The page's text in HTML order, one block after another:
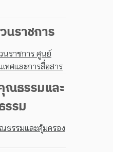
นราชการ
นราชการ ศูนย์
เทศและการสื่อสาร
ณธรรมและ
รรม
ธรรมและคุ้มครอง